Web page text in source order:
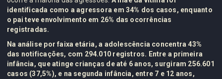
identificada como a agressora em 34% dos casos, enquanto
o pai teve envolvimento em 26% das ocorrências
registradas.
Na análise por faixa etária, a adolescência concentra 43%
das notificações, com 294.010 registros. Entre a primeira
infância, que atinge crianças de até 6 anos, surgiram 256.601
casos (37,5%), e na segunda infância, entre 7 e 12 anos,